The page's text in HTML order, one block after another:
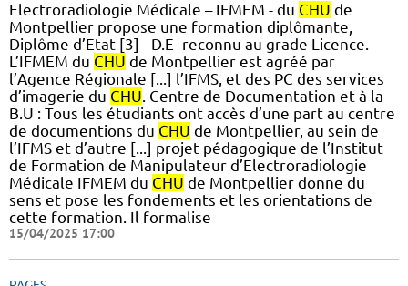
Electroradiologie Médicale – IFMEM - du CHU de
Montpellier propose une formation diplômante,
Diplôme d’Etat [3] - D.E- reconnu au grade Licence.
L’IFMEM du CHU de Montpellier est agréé par
l’Agence Régionale [...] l’IFMS, et des PC des services
d’imagerie du CHU. Centre de Documentation et à la
B.U : Tous les étudiants ont accès d’une part au centre
de documentions du CHU de Montpellier, au sein de
l’IFMS et d’autre [...] projet pédagogique de l’Institut
de Formation de Manipulateur d’Electroradiologie
Médicale IFMEM du CHU de Montpellier donne du
sens et pose les fondements et les orientations de
cette formation. Il formalise
15/04/2025 17:00